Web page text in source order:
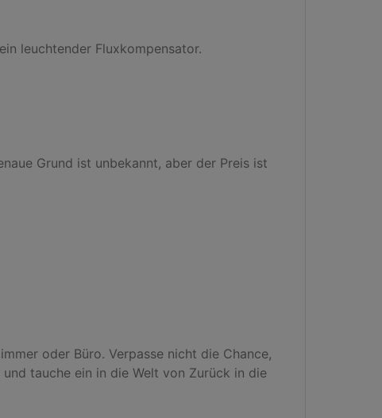
leuchtender Fluxkompensator.
Grund ist unbekannt, aber der Preis ist
oder Büro. Verpasse nicht die Chance,
tauche ein in die Welt von Zurück in die